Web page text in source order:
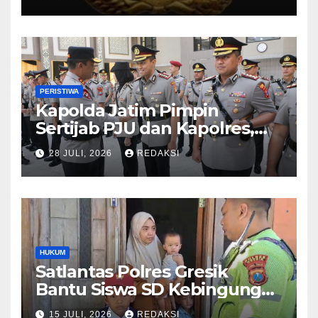
PERISTIWA
Kapolda Jatim Pimpin
Sertijab PJU dan Kapolres,
Perkuat Regenerasi
Kepemimpinan dan
Pelayanan Presisi
28 JULI, 2026 REDAKSI
HUKUM
Satlantas Polres Gresik
Bantu Siswa SD Kebingungan
Saat Pulang Sekolah,
15 JULI, 2026 REDAKSI